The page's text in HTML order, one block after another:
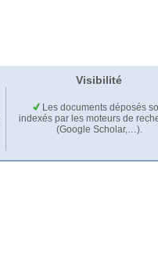
Visibilité
Les documents déposés
indexés par les moteurs de
(Google Scholar,…).